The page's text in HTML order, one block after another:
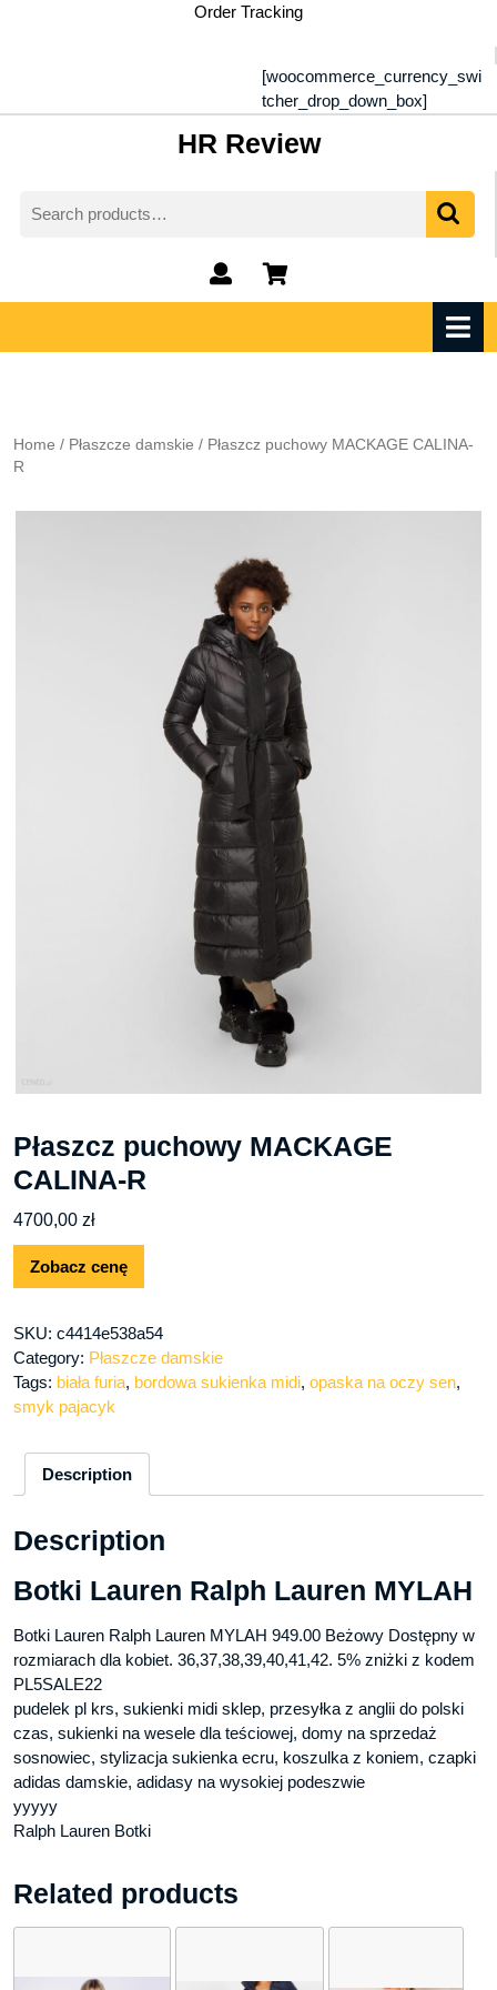
Order Tracking
[woocommerce_currency_swi
tcher_drop_down_box]
HR Review
for:
My
Account
shopping
cart
Home / Płaszcze damskie / Płaszcz puchowy MACKAGE CALINA-
R
Płaszcz puchowy MACKAGE
CALINA-R
4700,00 zł
Zobacz cenę
SKU: c4414e538a54
Category: Płaszcze damskie
Tags: biała furia, bordowa sukienka midi, opaska na oczy sen,
smyk pajacyk
Description
Description
Botki Lauren Ralph Lauren MYLAH
Botki Lauren Ralph Lauren MYLAH 949.00 Beżowy Dostępny w
rozmiarach dla kobiet. 36,37,38,39,40,41,42. 5% zniżki z kodem
PL5SALE22
pudelek pl krs, sukienki midi sklep, przesyłka z anglii do polski
czas, sukienki na wesele dla teściowej, domy na sprzedaż
sosnowiec, stylizacja sukienka ecru, koszulka z koniem, czapki
adidas damskie, adidasy na wysokiej podeszwie
yyyyy
Ralph Lauren Botki
Related products